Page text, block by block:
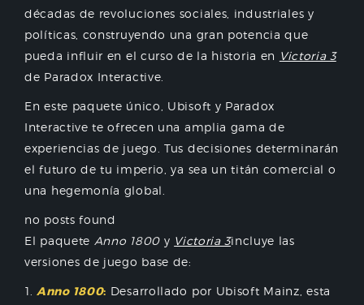
décadas de revoluciones sociales, industriales y
políticas, construyendo una gran potencia que
pueda influir en el curso de la historia en Victoria 3
de Paradox Interactive.
En este paquete único, Ubisoft y Paradox
Interactive te ofrecen una amplia gama de
experiencias de juego. Tus decisiones determinarán
el futuro de tu imperio, ya sea un titán comercial o
una hegemonía global.
no posts found
El paquete Anno 1800 y Victoria 3incluye las
versiones de juego base de:
Anno 1800: Desarrollado por Ubisoft Mainz, esta